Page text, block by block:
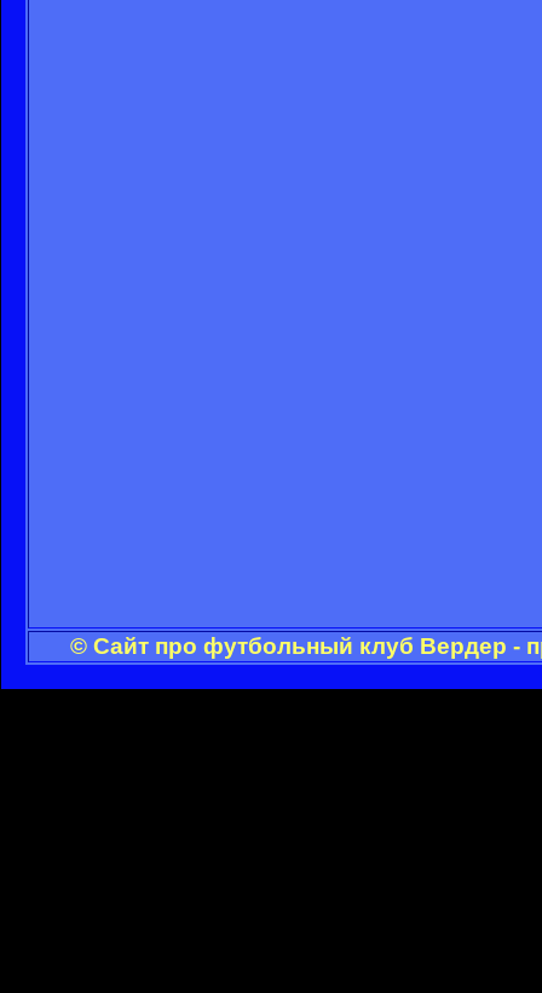
© Сайт про футбольный клуб Вердер -